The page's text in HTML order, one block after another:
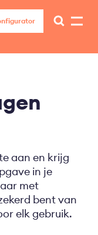
aan en krijg
in je
met
bent van
elk gebruik.